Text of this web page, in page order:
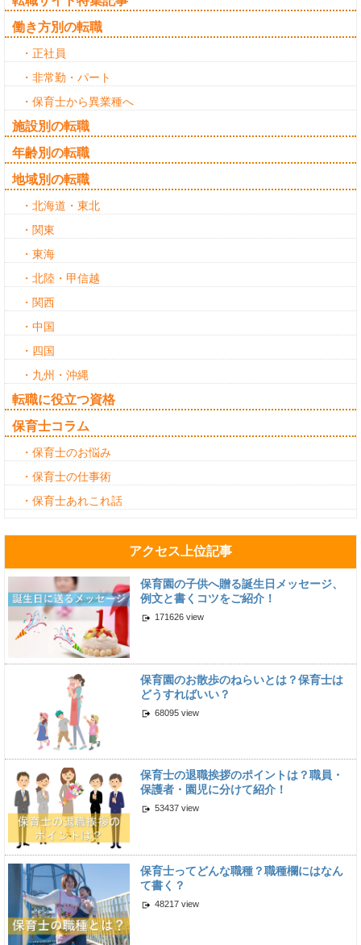
働き方別の転職
・正社員
・非常勤・パート
・保育士から異業種へ
施設別の転職
年齢別の転職
地域別の転職
・北海道・東北
・関東
・東海
・北陸・甲信越
・関西
・中国
・四国
・九州・沖縄
転職に役立つ資格
保育士コラム
・保育士のお悩み
・保育士の仕事術
・保育士あれこれ話
アクセス上位記事
保育園の子供へ贈る誕生日メッセージ、
例文と書くコツをご紹介！
171626 view
保育園のお散歩のねらいとは？保育士は
どうすればいい？
68095 view
保育士の退職挨拶のポイントは？職員・
保護者・園児に分けて紹介！
53437 view
保育士ってどんな職種？職種欄にはなん
て書く？
48217 view